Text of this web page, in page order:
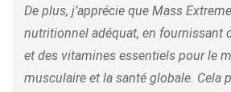
De plus, j’apprécie que Mass
nutritionnel adéquat, en fournissant
et des vitamines essentiels pour le
musculaire et la santé globale. Cela